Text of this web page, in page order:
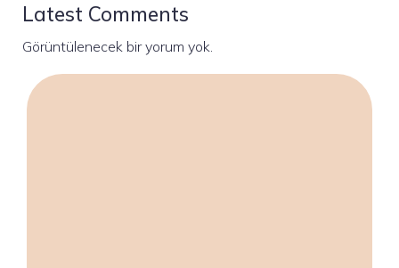
Latest Comments
Görüntülenecek bir yorum yok.